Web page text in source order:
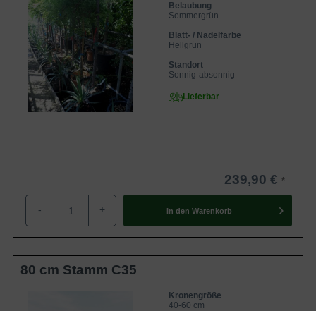
Belaubung
Sommergrün
Blatt- / Nadelfarbe
Hellgrün
Standort
Sonnig-absonnig
Lieferbar
239,90 €
- + In den Warenkorb
80 cm Stamm C35
Kronengröße
40-60 cm